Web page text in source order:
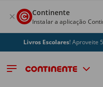
Continente
Instalar a aplicação
Livros Escolares! Aproveite